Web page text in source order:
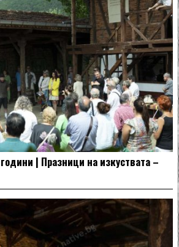
| Празници на изкуствата –